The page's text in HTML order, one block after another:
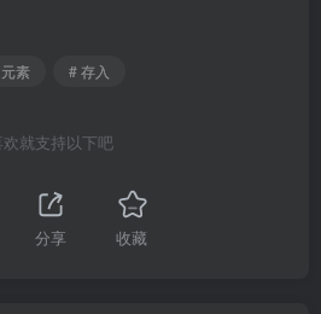
素 # 存入
欢就支持以下吧
分享 收藏